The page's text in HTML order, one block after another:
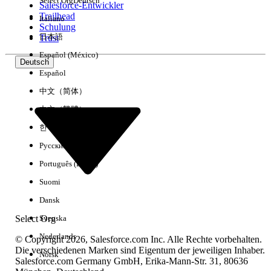
Erfahrung
Keine Ergebnisse
Salesforce-Entwickler
Trailhead
Schulung
Trust
Deutsch
Select Org
Italiano
日本語
Español (México)
Español
中文（简体）
中文（繁體）
한국어
Русский
Português (Brasil)
Suomi
Dansk
Svenska
Nederlands
Norsk
© Copyright 2026, Salesforce.com Inc. Alle Rechte vorbehalten.
Die verschiedenen Marken sind Eigentum der jeweiligen Inhaber.
Salesforce.com Germany GmbH, Erika-Mann-Str. 31, 80636